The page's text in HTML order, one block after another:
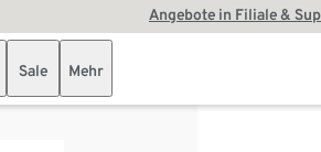
Angebote in Filiale &
Sale Mehr